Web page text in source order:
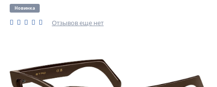
Новинка
Отзывов еще нет